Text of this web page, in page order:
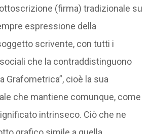
(firma) tradizionale su
espressione della
scrivente, con tutti i
che la contraddistinguono
Grafometrica”, cioè la sua
che mantiene comunque, come
intrinseco. Ciò che ne